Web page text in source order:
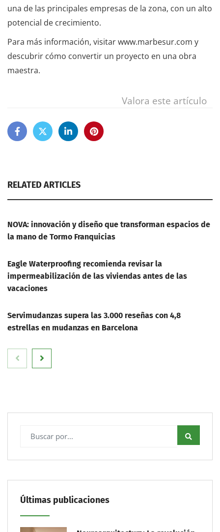
una de las principales empresas de la zona, con un alto
potencial de crecimiento.
Para más información, visitar www.marbesur.com y
descubrir cómo convertir un proyecto en una obra
maestra.
Valora este artículo
RELATED ARTICLES
NOVA: innovación y diseño que transforman espacios de
la mano de Tormo Franquicias
Eagle Waterproofing recomienda revisar la
impermeabilización de las viviendas antes de las
vacaciones
Servimudanzas supera las 3.000 reseñas con 4,8
estrellas en mudanzas en Barcelona
Últimas publicaciones